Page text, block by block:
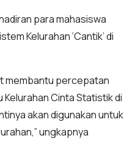
para mahasiswa
Kelurahan ‘Cantik’ di
membantu percepatan
Kelurahan Cinta Statistik di
akan digunakan untuk
ungkapnya